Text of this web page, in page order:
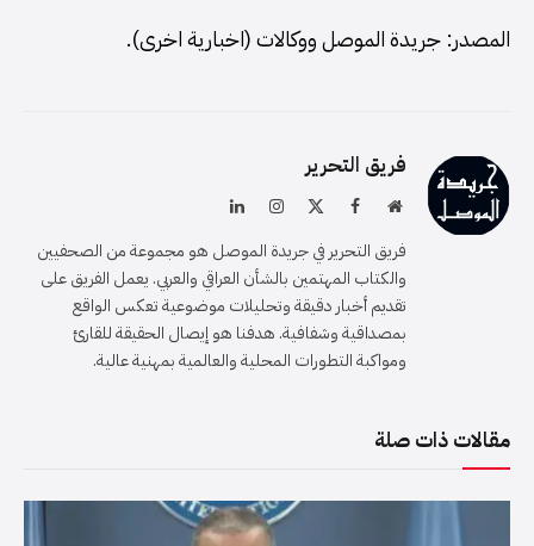
المصدر: جريدة الموصل ووكالات (اخبارية اخرى).
فريق التحرير
موقعفيسبوك الانستغرام
لينكدإن
فريق التحرير في جريدة الموصل هو مجموعة من الصحفيين
والكتاب المهتمين بالشأن العراقي والعربي. يعمل الفريق على
تقديم أخبار دقيقة وتحليلات موضوعية تعكس الواقع
بمصداقية وشفافية. هدفنا هو إيصال الحقيقة للقارئ
ومواكبة التطورات المحلية والعالمية بمهنية عالية.
مقالات ذات صلة